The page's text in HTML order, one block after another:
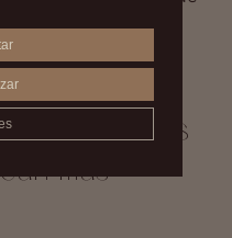
se conozcan
operarse los
más